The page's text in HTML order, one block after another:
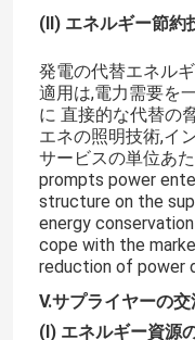
品質管理
連絡 ください
ブログ
引金 を 求め て く
(II) エネルギー節約
発電の代替エネル
適用は,電力需要を
に 直接的な代替の
エネの照明技術,イ
サービスの単位あ
prompts power
structure on the
energy
cope with the
reduction of power
V.サプライヤーの交
(I) エネルギー資源